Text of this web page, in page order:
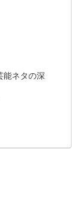
能ネタの深